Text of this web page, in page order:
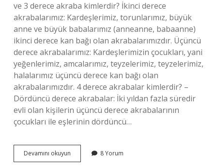
ve 3 derece akraba kimlerdir? İkinci derece
akrabalarımız: Kardeşlerimiz, torunlarımız, büyük
anne ve büyük babalarımız (anneanne, babaanne)
ikinci derece kan bağı olan akrabalarımızdır. Üçüncü
derece akrabalarımız: Kardeşlerimizin çocukları, yani
yeğenlerimiz, amcalarımız, teyzelerimiz, teyzelerimiz,
halalarımız üçüncü derece kan bağı olan
akrabalarımızdır. 4 derece akrabalar kimlerdir? –
Dördüncü derece akrabalar: İki yıldan fazla süredir
evli olan kişilerin üçüncü derece akrabalarının
çocukları ile eşlerinin dördüncü…
Devamını okuyun
Eşi
8 Yorum